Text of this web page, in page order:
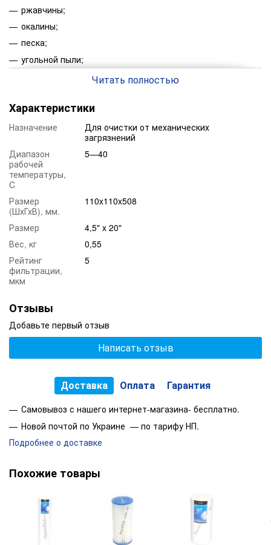
ржавчины;
окалины;
песка;
угольной пыли;
других нерастворенных частиц.
Высокая сакорость фильтрации.
Максимальная степень очистки до 5 мкм.
Универсальность.
Свойства:
Рейтинг фильтрации:
Данный фильтр является универсальный и подходит на все
стандартные колбы размером 20" Big Blue многих
производителей таких как: Leader, Atoll, Aquafilter, Ecosoft,
Raifil, Гейзер, Аквафор, Барьер и другие производители. *Все
зависит от качества исходной воды
Читать полностью
Характеристики
Назначение
Для очистки от механических
загрязнений
Диапазон
рабочей
температуры,
C
5—40
Размер
(ШхГхВ), мм.
110x110x508
Размер
4,5" x 20"
Вес, кг
0,55
Рейтинг
фильтрации,
мкм
5
Отзывы
Добавьте первый отзыв
Написать отзыв
Доставка Оплата Гарантия
Самовывоз с нашего интернет-магазина- бесплатно.
Новой почтой по Украине — по тарифу НП.
Подробнее о доставке
Похожие товары